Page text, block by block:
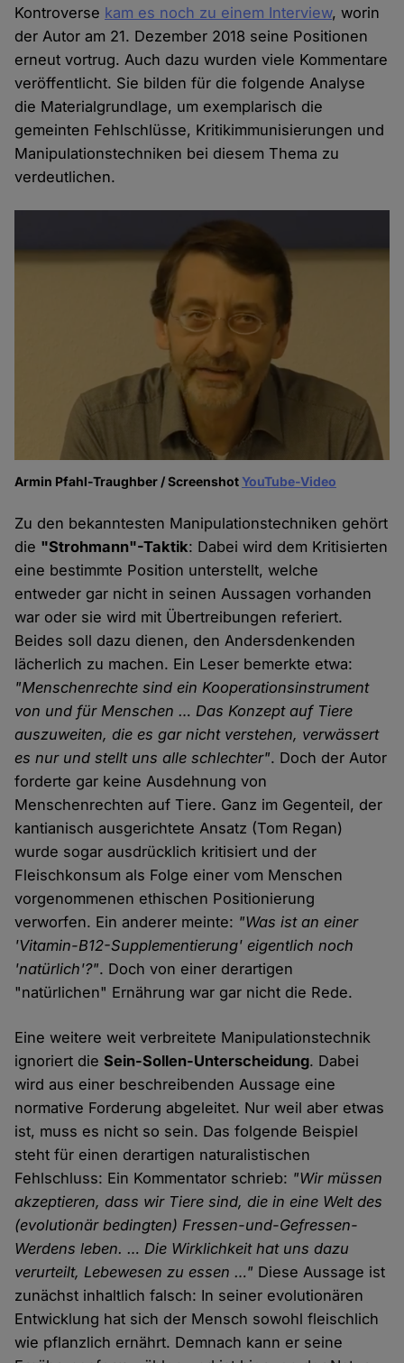
Kontroverse kam es noch zu einem Interview, worin
der Autor am 21. Dezember 2018 seine Positionen
erneut vortrug. Auch dazu wurden viele Kommentare
veröffentlicht. Sie bilden für die folgende Analyse
die Materialgrundlage, um exemplarisch die
gemeinten Fehlschlüsse, Kritikimmunisierungen und
Manipulationstechniken bei diesem Thema zu
verdeutlichen.
Armin Pfahl-Traughber / Screenshot YouTube-Video
Zu den bekanntesten Manipulationstechniken gehört
die "Strohmann"-Taktik: Dabei wird dem Kritisierten
eine bestimmte Position unterstellt, welche
entweder gar nicht in seinen Aussagen vorhanden
war oder sie wird mit Übertreibungen referiert.
Beides soll dazu dienen, den Andersdenkenden
lächerlich zu machen. Ein Leser bemerkte etwa:
"Menschenrechte sind ein Kooperationsinstrument
von und für Menschen … Das Konzept auf Tiere
auszuweiten, die es gar nicht verstehen, verwässert
es nur und stellt uns alle schlechter". Doch der Autor
forderte gar keine Ausdehnung von
Menschenrechten auf Tiere. Ganz im Gegenteil, der
kantianisch ausgerichtete Ansatz (Tom Regan)
wurde sogar ausdrücklich kritisiert und der
Fleischkonsum als Folge einer vom Menschen
vorgenommenen ethischen Positionierung
verworfen. Ein anderer meinte: "Was ist an einer
'Vitamin-B12-Supplementierung' eigentlich noch
'natürlich'?". Doch von einer derartigen
"natürlichen" Ernährung war gar nicht die Rede.
Eine weitere weit verbreitete Manipulationstechnik
ignoriert dieSein-Sollen-Unterscheidung. Dabei
wird aus einer beschreibenden Aussage eine
normative Forderung abgeleitet. Nur weil aber etwas
ist, muss es nicht so sein. Das folgende Beispiel
steht für einen derartigen naturalistischen
Fehlschluss: Ein Kommentator schrieb: "Wir müssen
akzeptieren, dass wir Tiere sind, die in eine Welt des
(evolutionär bedingten) Fressen-und-Gefressen-
Werdens leben. … Die Wirklichkeit hat uns dazu
verurteilt, Lebewesen zu essen …" Diese Aussage ist
zunächst inhaltlich falsch: In seiner evolutionären
Entwicklung hat sich der Mensch sowohl fleischlich
wie pflanzlich ernährt. Demnach kann er seine